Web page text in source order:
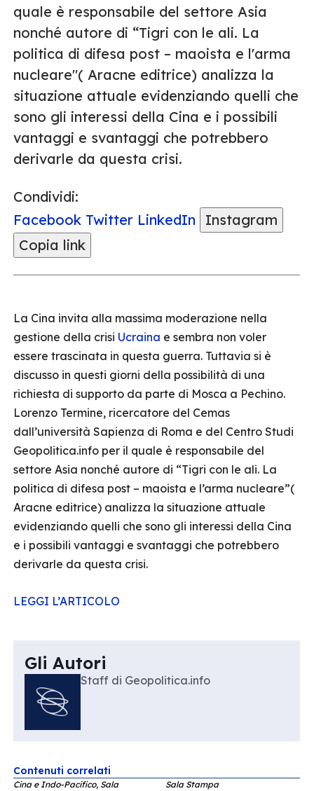
quale è responsabile del settore Asia
nonché autore di “Tigri con le ali. La
politica di difesa post – maoista e l'arma
nucleare"( Aracne editrice) analizza la
situazione attuale evidenziando quelli che
sono gli interessi della Cina e i possibili
vantaggi e svantaggi che potrebbero
derivarle da questa crisi.
Condividi:
Facebook Twitter LinkedIn
Instagram
Copia link
La Cina invita alla massima moderazione nella
gestione della crisi Ucraina e sembra non voler
essere trascinata in questa guerra. Tuttavia si è
discusso in questi giorni della possibilità di una
richiesta di supporto da parte di Mosca a Pechino.
Lorenzo Termine, ricercatore del Cemas
dall’università Sapienza di Roma e del Centro Studi
Geopolitica.info per il quale è responsabile del
settore Asia nonché autore di “Tigri con le ali. La
politica di difesa post – maoista e l’arma nucleare”(
Aracne editrice) analizza la situazione attuale
evidenziando quelli che sono gli interessi della Cina
e i possibili vantaggi e svantaggi che potrebbero
derivarle da questa crisi.
LEGGI L’ARTICOLO
Gli Autori
Staff di Geopolitica.info
Contenuti correlati
Cina e Indo-Pacifico, Sala
Sala Stampa